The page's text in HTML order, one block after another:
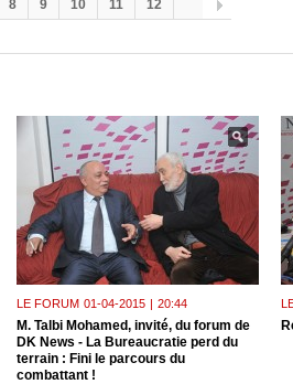
8 9 10 11 12
LE FORUM 01-04-2015 | 20:44
M. Talbi Mohamed, invité, du forum de
DK News - La Bureaucratie perd du
terrain : Fini le parcours du
combattant !